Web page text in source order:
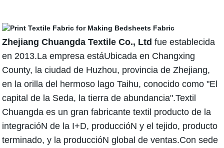
Zhejiang Chuangda Textile Co., Ltd fue establecida
en 2013.La empresa estáUbicada en Changxing
County, la ciudad de Huzhou, provincia de Zhejiang,
en la orilla del hermoso lago Taihu, conocido como "El
capital de la Seda, la tierra de abundancia".Textil
Chuangda es un gran fabricante textil producto de la
integracióN de la I+D, produccióN y el tejido, producto
terminado, y la produccióN global de ventas.Con sede